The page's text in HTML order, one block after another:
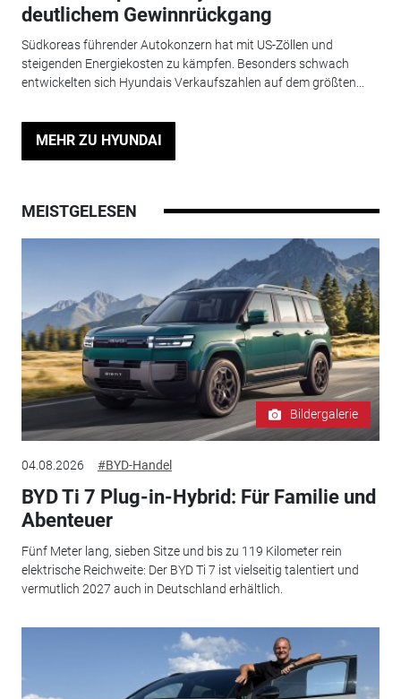
deutlichem Gewinnrückgang
Südkoreas führender Autokonzern hat mit US-Zöllen und
steigenden Energiekosten zu kämpfen. Besonders schwach
entwickelten sich Hyundais Verkaufszahlen auf dem größten...
MEHR ZU HYUNDAI
MEISTGELESEN
Bildergalerie
04.08.2026 #BYD-Handel
BYD Ti 7 Plug-in-Hybrid: Für Familie und
Abenteuer
Fünf Meter lang, sieben Sitze und bis zu 119 Kilometer rein
elektrische Reichweite: Der BYD Ti 7 ist vielseitig talentiert und
vermutlich 2027 auch in Deutschland erhältlich.